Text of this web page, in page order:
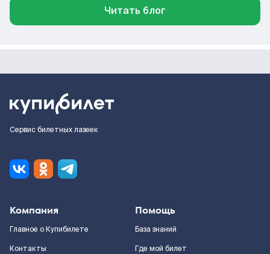
Читать блог
Сервис билетных лазеек
Компания
Главное о Купибилете
Контакты
Помощь
База знаний
Где мой билет